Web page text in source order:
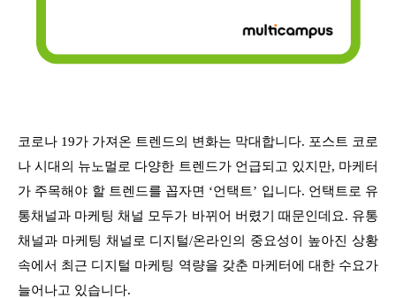
코로나 19가 가져온 트렌드의 변화는 막대합니다. 포스트 코로
나 시대의 뉴노멀로 다양한 트렌드가 언급되고 있지만, 마케터
가 주목해야 할 트렌드를 꼽자면 ‘언택트’ 입니다. 언택트로 유
통채널과 마케팅 채널 모두가 바뀌어 버렸기 때문인데요. 유통
채널과 마케팅 채널로 디지털/온라인의 중요성이 높아진 상황
속에서 최근 디지털 마케팅 역량을 갖춘 마케터에 대한 수요가
늘어나고 있습니다.